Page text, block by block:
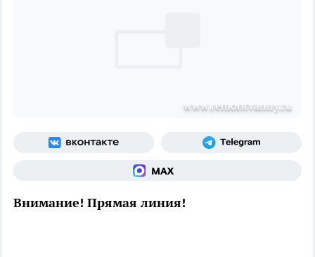
www.remontvanny.ru
Внимание! Прямая линия!